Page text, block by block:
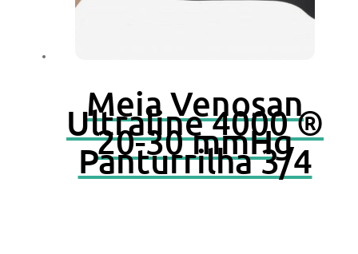
Meia Venosan
Ultraline 4000 ®
20-30 mmHg
Panturrilha 3/4